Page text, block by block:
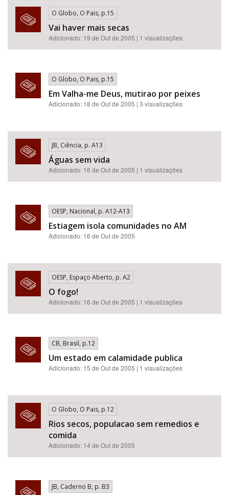
O Globo, O Pais, p.15
Vai haver mais secas
Adicionado: 19 de Out de 2005 | 1 visualizações
O Globo, O Pais, p.15
Em Valha-me Deus, mutirao por peixes
Adicionado: 18 de Out de 2005 | 3 visualizações
JB, Ciência, p. A13
Águas sem vida
Adicionado: 16 de Out de 2005 | 1 visualizações
OESP, Nacional, p. A12-A13
Estiagem isola comunidades no AM
Adicionado: 16 de Out de 2005
OESP, Espaço Aberto, p. A2
O fogo!
Adicionado: 16 de Out de 2005 | 1 visualizações
CB, Brasil, p.12
Um estado em calamidade publica
Adicionado: 15 de Out de 2005 | 1 visualizações
O Globo, O Pais, p.12
Rios secos, populacao sem remedios e
comida
Adicionado: 14 de Out de 2005
JB, Caderno B, p. B3